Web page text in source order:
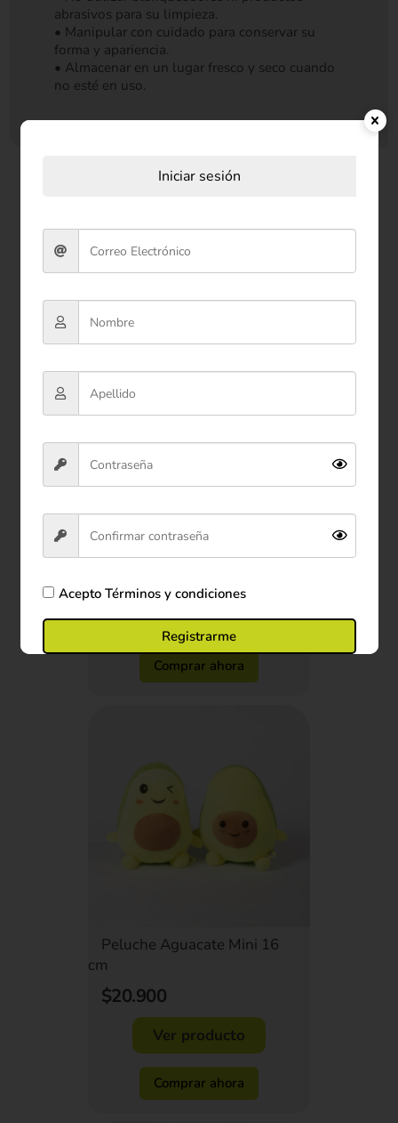
abrasivos para su limpieza.
• Manipular con cuidado para conservar su
forma y apariencia.
• Almacenar en un lugar fresco y seco cuando
no esté en uso.
Productos relacionados
Peluche Oso Panda con Bolso
Ver producto
Comprar ahora
Peluche Aguacate Mini 16
cm
$20.900
Ver producto
Comprar ahora
Iniciar sesión
AceptoTérminos y condiciones
Registrarme